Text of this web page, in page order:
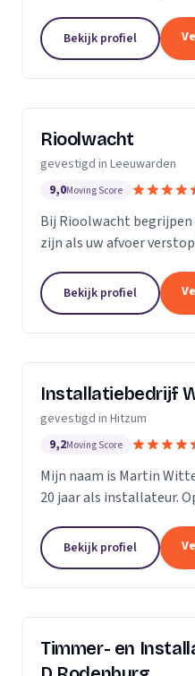
dienst. Al 29 jaar het
gebied...
Bekijk profiel
Rioolwacht
gevestigd in Leeuwarden
9,0Moving Score
Bij Rioolwacht
zijn als uw afvoer
verstoort, maar ook
mee...
Bekijk profiel
Installatiebedrijf
gevestigd in Hitzum
9,2Moving Score
Mijn naam is Martin
20 jaar als installateur.
installatiebedrijf.
Bekijk profiel
Timmer- en